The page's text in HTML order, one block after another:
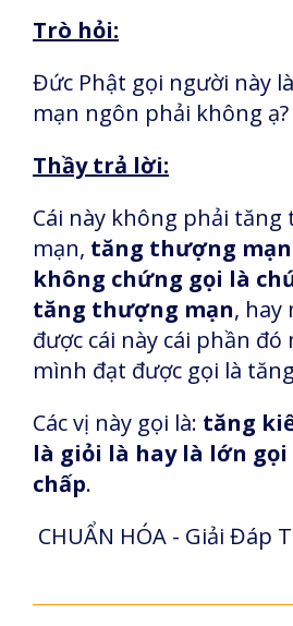
Trò hỏi:
Đức Phật gọi người này
mạn ngôn phải không ạ?
Thầy trả lời:
Cái này không phải tăng
mạn, tăng thượng
không chứng gọi là
tăng thượng mạn, hay
được cái này cái phần
mình đạt được gọi là
Các vị này gọi là: tăng
là giỏi là hay là lớn
chấp.
CHUẨN HÓA - Giải Đáp